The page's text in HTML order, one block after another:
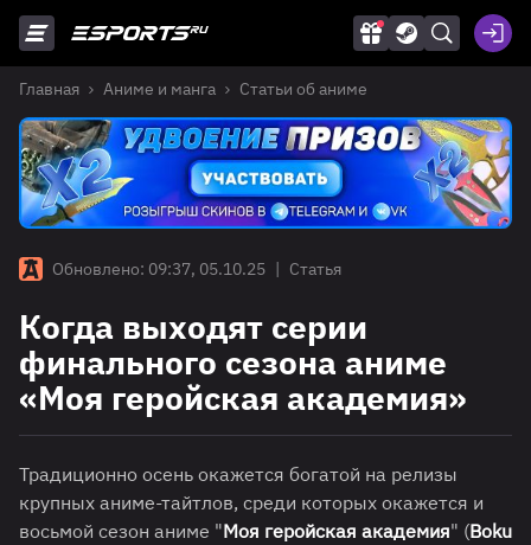
Главная Аниме и манга Статьи об аниме
Обновлено: 09:37, 05.10.25 | Статья
Когда выходят серии
финального сезона аниме
«Моя геройская академия»
Традиционно осень окажется богатой на релизы
крупных аниме-тайтлов, среди которых окажется и
восьмой сезон аниме "Моя геройская академия" (Boku